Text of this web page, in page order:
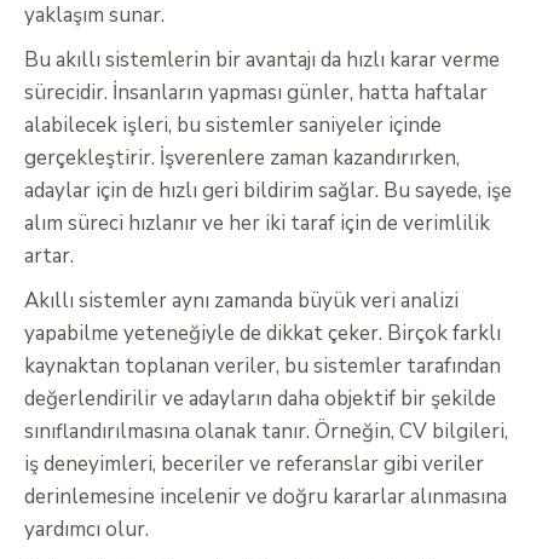
yaklaşım sunar.
Bu akıllı sistemlerin bir avantajı da hızlı karar verme
sürecidir. İnsanların yapması günler, hatta haftalar
alabilecek işleri, bu sistemler saniyeler içinde
gerçekleştirir. İşverenlere zaman kazandırırken,
adaylar için de hızlı geri bildirim sağlar. Bu sayede, işe
alım süreci hızlanır ve her iki taraf için de verimlilik
artar.
Akıllı sistemler aynı zamanda büyük veri analizi
yapabilme yeteneğiyle de dikkat çeker. Birçok farklı
kaynaktan toplanan veriler, bu sistemler tarafından
değerlendirilir ve adayların daha objektif bir şekilde
sınıflandırılmasına olanak tanır. Örneğin, CV bilgileri,
iş deneyimleri, beceriler ve referanslar gibi veriler
derinlemesine incelenir ve doğru kararlar alınmasına
yardımcı olur.